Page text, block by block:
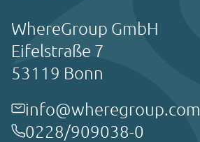
WhereGroup GmbH
Eifelstraße 7
53119 Bonn
info@wheregroup.com
0228/909038-0